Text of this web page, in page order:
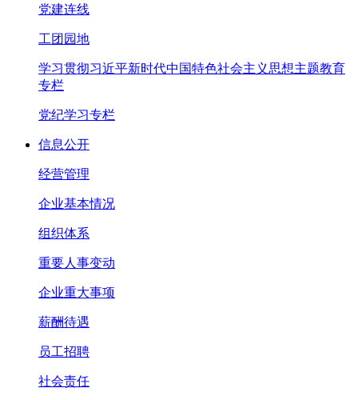
党建连线
工团园地
学习贯彻习近平新时代中国特色社会主义思想主题教育
专栏
党纪学习专栏
信息公开
经营管理
企业基本情况
组织体系
重要人事变动
企业重大事项
薪酬待遇
员工招聘
社会责任